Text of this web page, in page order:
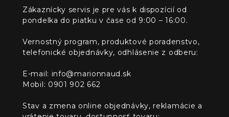
Zákaznícky servis je pre vás k dispozícií od
pondelka do piatku v čase od 9:00 – 16:00.
Vernostný program, produktové poradenstvo,
telefonické objednávky, odhlásenie z odberu:
E-mail: info@marionnaud.sk
Mobil: 0901 902 662
Stav a zmena online objednávky, reklamácie a